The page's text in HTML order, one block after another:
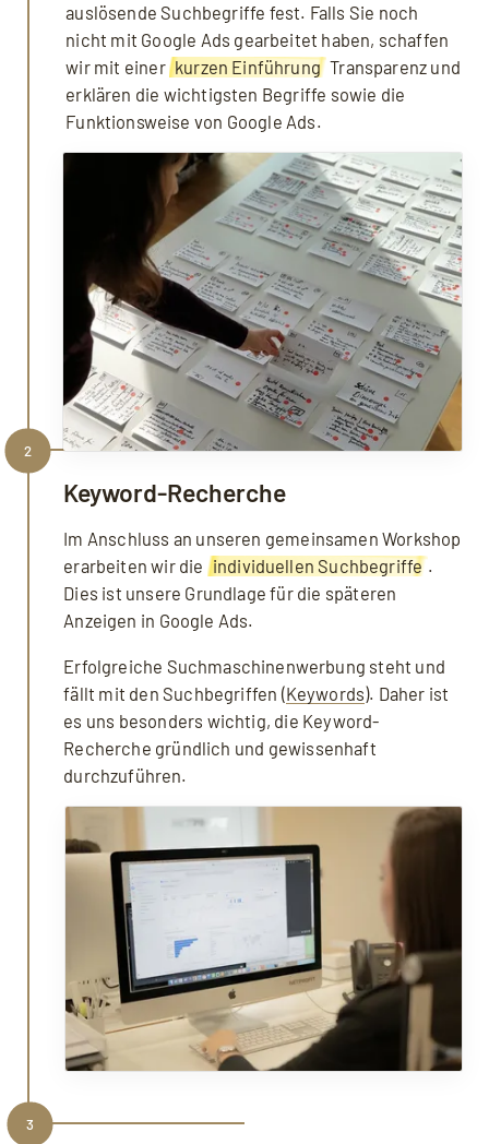
auslösende Suchbegriffe fest. Falls Sie noch
nicht mit Google Ads gearbeitet haben, schaffen
wir mit einer kurzen Einführung Transparenz und
erklären die wichtigsten Begriffe sowie die
Funktionsweise von Google Ads.
Keyword-Recherche
Im Anschluss an unseren gemeinsamen Workshop
erarbeiten wir die individuellen Suchbegriffe .
Dies ist unsere Grundlage für die späteren
Anzeigen in Google Ads.
Erfolgreiche Suchmaschinenwerbung steht und
fällt mit den Suchbegriffen (Keywords). Daher ist
es uns besonders wichtig, die Keyword-
Recherche gründlich und gewissenhaft
durchzuführen.
2
3